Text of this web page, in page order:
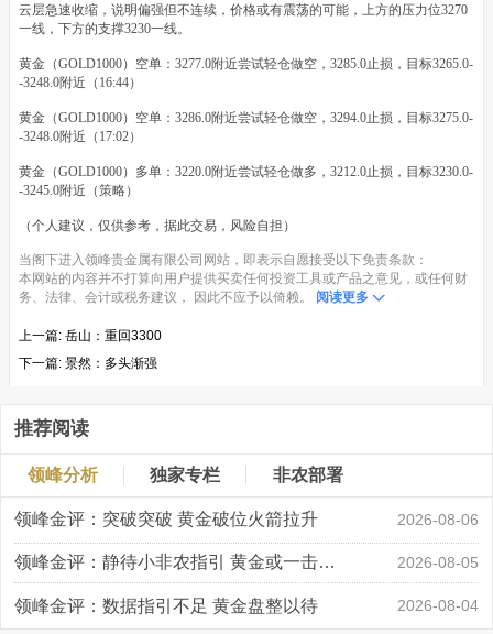
云层急速收缩，说明偏强但不连续，价格或有震荡的可能，上方的压力位3270
一线，下方的支撑3230一线。
黄金（GOLD1000）空单：3277.0附近尝试轻仓做空，3285.0止损，目标3265.0-
-3248.0附近（16:44）
黄金（GOLD1000）空单：3286.0附近尝试轻仓做空，3294.0止损，目标3275.0-
-3248.0附近（17:02）
黄金（GOLD1000）多单：3220.0附近尝试轻仓做多，3212.0止损，目标3230.0-
-3245.0附近（策略）
（个人建议，仅供参考，据此交易，风险自担）
当阁下进入领峰贵金属有限公司网站，即表示自愿接受以下免责条款：
本网站的内容并不打算向用户提供买卖任何投资工具或产品之意见，或任何财
务、法律、会计或税务建议， 因此不应予以倚赖。
阅读更多
上一篇: 岳山：重回3300
下一篇: 景然：多头渐强
推荐阅读
领峰分析 独家专栏 非农部署
领峰金评：突破突破 黄金破位火箭拉升 2026-08-06
领峰金评：静待小非农指引 黄金或一击破局 2026-08-05
领峰金评：数据指引不足 黄金盘整以待 2026-08-04